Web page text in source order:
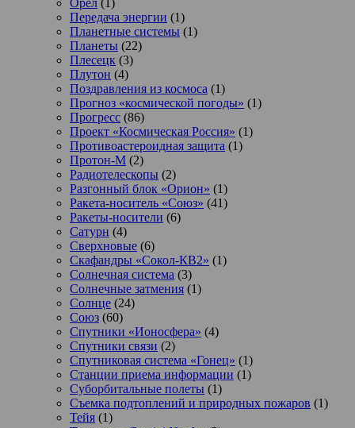
Орел (1)
Передача энергии (1)
Планетные системы (1)
Планеты (22)
Плесецк (3)
Плутон (4)
Поздравления из космоса (1)
Прогноз «космической погоды» (1)
Прогресс (86)
Проект «Космическая Россия» (1)
Противоастероидная защита (1)
Протон-М (2)
Радиотелескопы (2)
Разгонный блок «Орион» (1)
Ракета-носитель «Союз» (41)
Ракеты-носители (6)
Сатурн (4)
Сверхновые (6)
Скафандры «Сокол-КВ2» (1)
Солнечная система (3)
Солнечные затмения (1)
Солнце (24)
Союз (60)
Спутники «Ионосфера» (4)
Спутники связи (2)
Спутниковая система «Гонец» (1)
Станции приема информации (1)
Суборбитальные полеты (1)
Съемка подтоплений и природных пожаров (1)
Тейя (1)